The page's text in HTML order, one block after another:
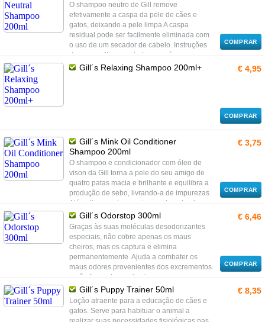
O shampoo neutro de Gill remove
efetivamente a caspa da pele de cães e
gatos, deixando a pele limpa A caspa
residual pode ser facilmente eliminada com
o uso de um secador de cabelo. Instruções
de uso: molhe os cabelos com água morna,
aplique o shampoo e esfregue suavemente.
COMPRAR
Gill´s Relaxing Shampoo 200ml+ € 4,95
COMPRAR
Gill´s Mink Oil Conditioner
Shampoo 200ml
O shampoo e condicionador com óleo de
vison da Gill torna a pele do seu amigo de
quatro patas macia e brilhante e equilibra a
produção de sebo, livrando-a de impurezas.
Além disso, reduz o estresse do animal
durante o banho. Instruções de uso: molhe
os cabelos com água morna, aplique o
shampoo e esfregue suavemente. Enxágüe
com água morna
€ 3,75
COMPRAR
Gill´s Odorstop 300ml
Graças às suas moléculas desodorizantes
especiais, não cobre apenas os maus
cheiros, mas os captura e elimina
permanentemente. Ajuda a combater os
maus odores provenientes dos excrementos
e não faz mal ao animal.
€ 6,46
COMPRAR
Gill´s Puppy Trainer 50ml
Loção atraente para a educação de cães e
gatos. Serve para habituar o animal a
€ 8,35